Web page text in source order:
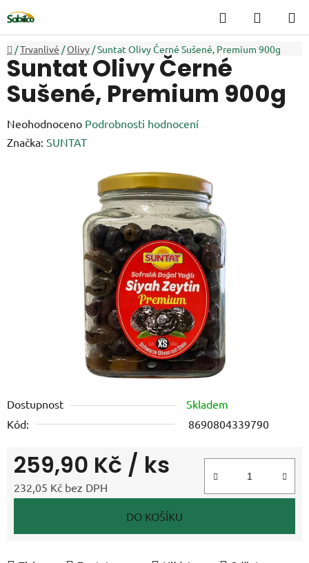
na
obsah
Hledat
KOŠÍK
Domů
/Trvanlivé /Olivy /Suntat Olivy Černé Sušené, Premium 900g
Dostupnost
Skladem
Kód:
8690804339790
259,90 Kč / ks
232,05 Kč bez DPH
DO KOŠÍKU
Suntat Olivy Černé
Sušené, Premium 900g
Průměrné
hodnocení
Neohodnoceno Podrobnosti hodnocení
Značka: SUNTAT